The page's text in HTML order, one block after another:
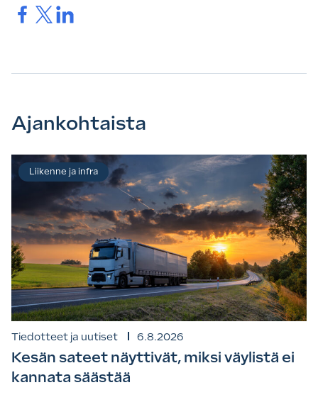
Jaa. Jaa.Jaa.
Ajankohtaista
Tiedotteet ja uutiset 6.8.2026
Kesän sateet näyttivät, miksi väylistä ei
kannata säästää
Liikenne ja infra